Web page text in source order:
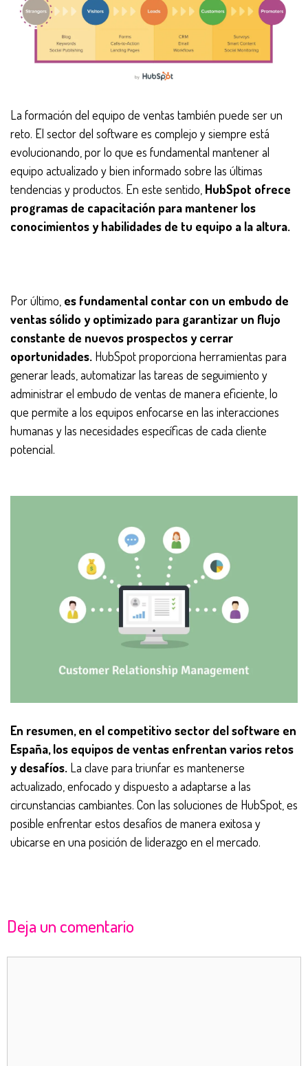
La formación del equipo de ventas también puede ser un
reto. El sector del software es complejo y siempre está
evolucionando, por lo que es fundamental mantener al
equipo actualizado y bien informado sobre las últimas
tendencias y productos. En este sentido, HubSpot ofrece
programas de capacitación para mantener los
conocimientos y habilidades de tu equipo a la altura.
Por último, es fundamental contar con un embudo de
ventas sólido y optimizado para garantizar un flujo
constante de nuevos prospectos y cerrar
oportunidades. HubSpot proporciona herramientas para
generar leads, automatizar las tareas de seguimiento y
administrar el embudo de ventas de manera eficiente, lo
que permite a los equipos enfocarse en las interacciones
humanas y las necesidades específicas de cada cliente
potencial.
En resumen, en el competitivo sector del software en
España, los equipos de ventas enfrentan varios retos
y desafíos. La clave para triunfar es mantenerse
actualizado, enfocado y dispuesto a adaptarse a las
circunstancias cambiantes. Con las soluciones de HubSpot, es
posible enfrentar estos desafíos de manera exitosa y
ubicarse en una posición de liderazgo en el mercado.
Deja un comentario
Comentario